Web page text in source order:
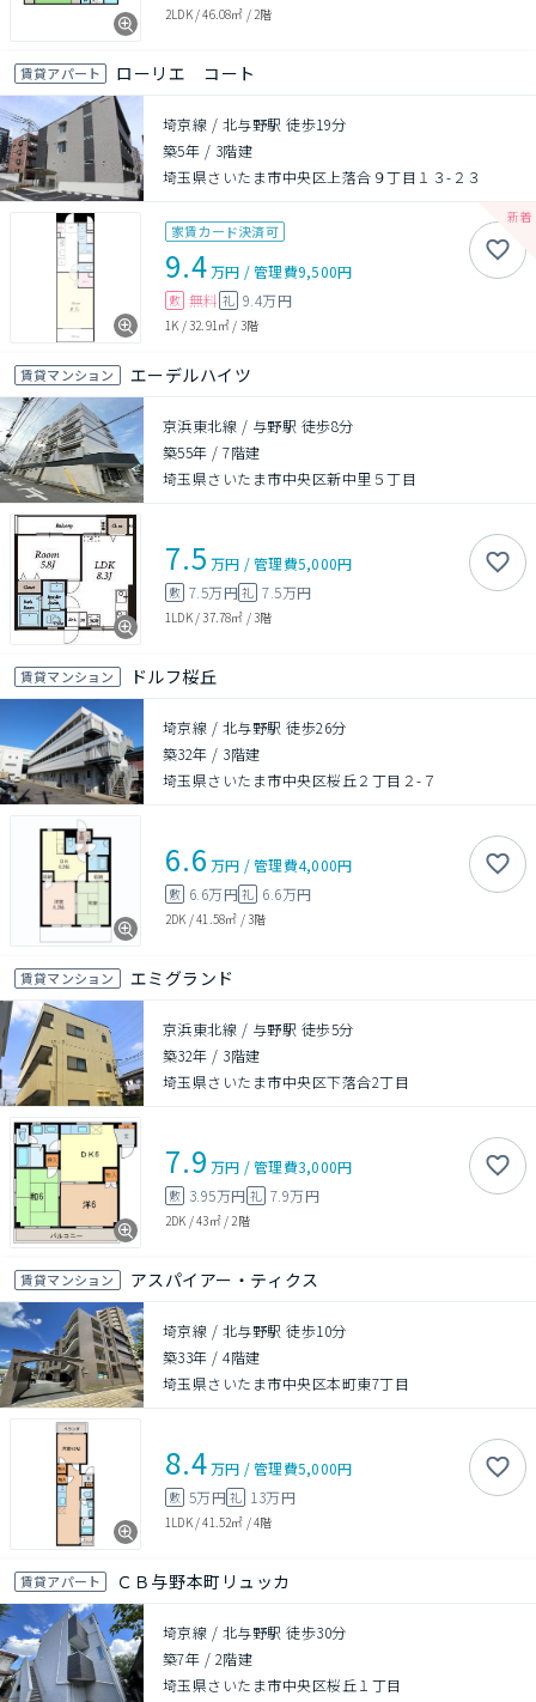
2LDK/46.08㎡ / 2階
賃貸アパート ローリエ コート
埼京線 / 北与野駅 徒歩19分
築5年 / 3階建
埼玉県さいたま市中央区上落合９丁目１３-２３
家賃カード決済可
9.4万円 /管理費9,500円
敷 無料 礼 9.4万円
1K /32.91㎡ / 3階
賃貸マンション エーデルハイツ
京浜東北線 / 与野駅 徒歩8分
築55年 /7階建
埼玉県さいたま市中央区新中里５丁目
7.5 万円 /管理費5,000円
敷 7.5万円礼 7.5万円
1LDK/37.78㎡ /3階
賃貸マンション ドルフ桜丘
埼京線 / 北与野駅 徒歩26分
築32年 / 3階建
埼玉県さいたま市中央区桜丘２丁目２-７
6.6 万円 /管理費4,000円
敷 6.6万円礼 6.6万円
2DK /41.58㎡ /3階
賃貸マンション エミグランド
京浜東北線 / 与野駅 徒歩5分
築32年 / 3階建
埼玉県さいたま市中央区下落合2丁目
7.9 万円 /管理費3,000円
敷 3.95万円 礼 7.9万円
2DK /43㎡/ 2階
賃貸マンション アスパイアー・ティクス
埼京線 / 北与野駅 徒歩10分
築33年 /4階建
埼玉県さいたま市中央区本町東7丁目
8.4万円 /管理費5,000円
敷 5万円礼 13万円
1LDK/41.52㎡ /4階
賃貸アパート ＣＢ与野本町リュッカ
埼京線 / 北与野駅 徒歩30分
築7年 / 2階建
埼玉県さいたま市中央区桜丘１丁目